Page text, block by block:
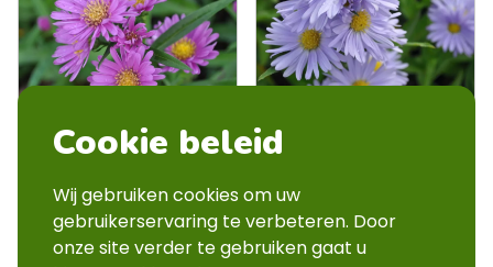
Aster novi belgii
Pot 9 cm
OP BESTELLING
Aster novi belgii
Pot 9 cm
OP BESTELLING
Cookie beleid
Wij gebruiken cookies om uw
gebruikerservaring te verbeteren. Door
onze site verder te gebruiken gaat u